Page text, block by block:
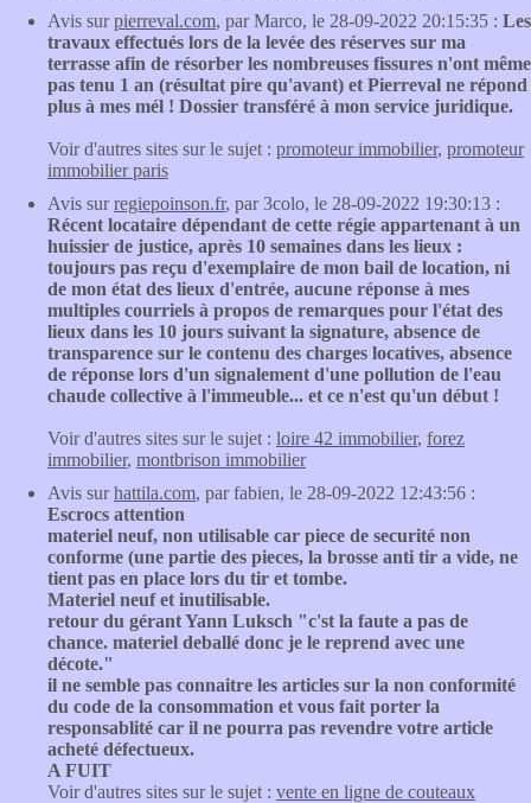
Avis surpierreval.com, par Marco, le 28-09-2022 20:15:35 : Les
travaux effectués lors de la levée des réserves sur ma
terrasse afin de résorber les nombreuses fissures n'ont même
pas tenu 1 an (résultat pire qu'avant) et Pierreval ne répond
plus à mes mél ! Dossier transféré à mon service juridique.
Voir d'autres sites sur le sujet : promoteur immobilier, promoteur
immobilier paris
Avis surregiepoinson.fr, par 3colo, le 28-09-2022 19:30:13 :
Récent locataire dépendant de cette régie appartenant à un
huissier de justice, après 10 semaines dans les lieux :
toujours pas reçu d'exemplaire de mon bail de location, ni
de mon état des lieux d'entrée, aucune réponse à mes
multiples courriels à propos de remarques pour l'état des
lieux dans les 10 jours suivant la signature, absence de
transparence sur le contenu des charges locatives, absence
de réponse lors d'un signalement d'une pollution de l'eau
chaude collective à l'immeuble... et ce n'est qu'un début !
Voir d'autres sites sur le sujet : loire 42 immobilier, forez
immobilier, montbrison immobilier
Avis surhattila.com, par fabien, le 28-09-2022 12:43:56 :
Escrocs attention
materiel neuf, non utilisable car piece de securité non
conforme (une partie des pieces, la brosse anti tir a vide, ne
tient pas en place lors du tir et tombe.
Materiel neuf et inutilisable.
retour du gérant Yann Luksch "c'st la faute a pas de
chance. materiel deballé donc je le reprend avec une
décote."
il ne semble pas connaitre les articles sur la non conformité
du code de la consommation et vous fait porter la
responsablité car il ne pourra pas revendre votre article
acheté défectueux.
A FUIT
Voir d'autres sites sur le sujet : vente en ligne de couteaux